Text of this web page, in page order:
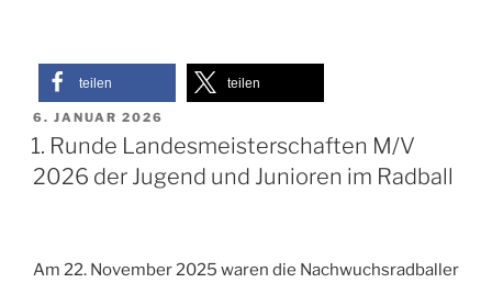
teilen teilen
VERÖFFENTLICHT
AM
6. JANUAR 2026
1. Runde Landesmeisterschaften M/V
2026 der Jugend und Junioren im Radball
Am 22. November 2025 waren die Nachwuchsradballer